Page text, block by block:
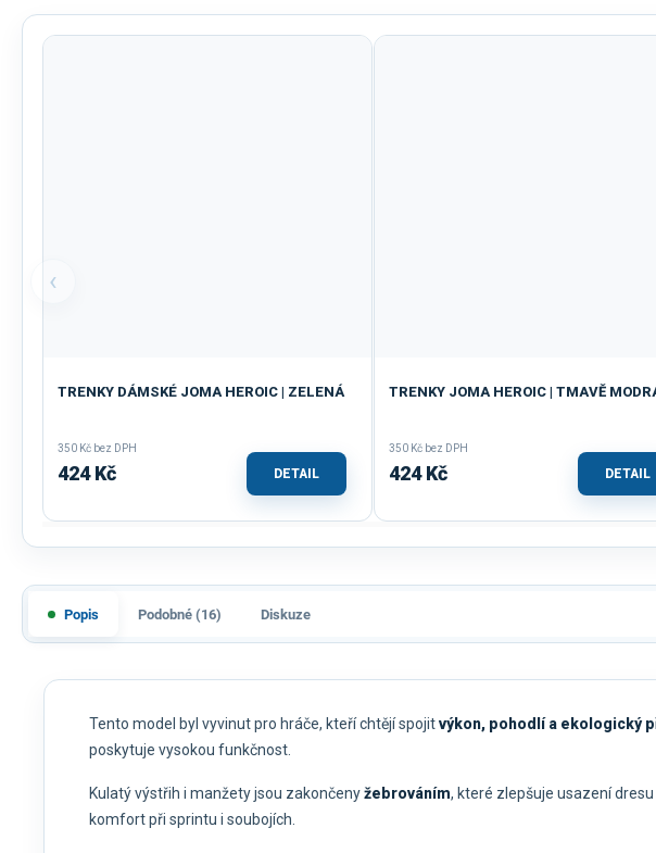
‹
TRENKY DÁMSKÉ JOMA HEROIC | ZELENÁ
350 Kč bez DPH
424 Kč DETAIL
TRENKY JOMA HEROIC | TMAVĚ
350 Kč bez DPH
424 Kč DETAIL
Popis Podobné (16) Diskuze
Tento model byl vyvinut pro hráče, kteří chtějí spojitvýkon, pohodlí a ekologický
poskytuje vysokou funkčnost.
Kulatý výstřih i manžety jsou zakončenyžebrováním, které zlepšuje usazení
komfort při sprintu i soubojích.